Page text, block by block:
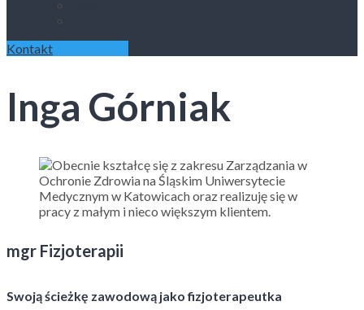
Kontakt
Inga Górniak
mgr Fizjoterapii
Swoją ścieżkę zawodową jako fizjoterapeutka